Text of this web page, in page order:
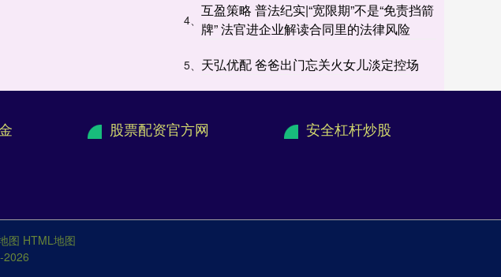
4、
互盈策略 普法纪实|“宽限期”不是“免责挡箭
牌” 法官进企业解读合同里的法律风险
5、 天弘优配 爸爸出门忘关火女儿淡定控场
股票配资官方网 安全杠杆炒股
图 HTML地图